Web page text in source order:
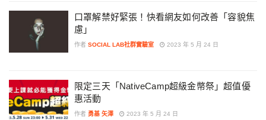
口罩解禁好緊張！快看網友如何改善「容貌焦
慮」
作者 SOCIAL LAB社群實驗室 2023 年 5 月 24 日
限定三天「NativeCamp超級金幣祭」超值優
惠活動
作者 勇基 矢澤 2023 年 5 月 24 日